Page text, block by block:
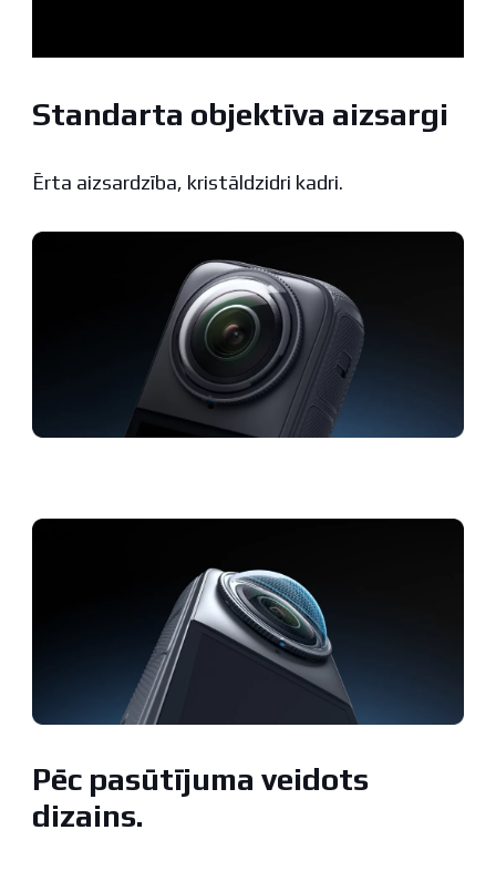
Standarta objektīva aizsargi
Ērta aizsardzība, kristāldzidri kadri.
Pēc pasūtījuma veidots
dizains.